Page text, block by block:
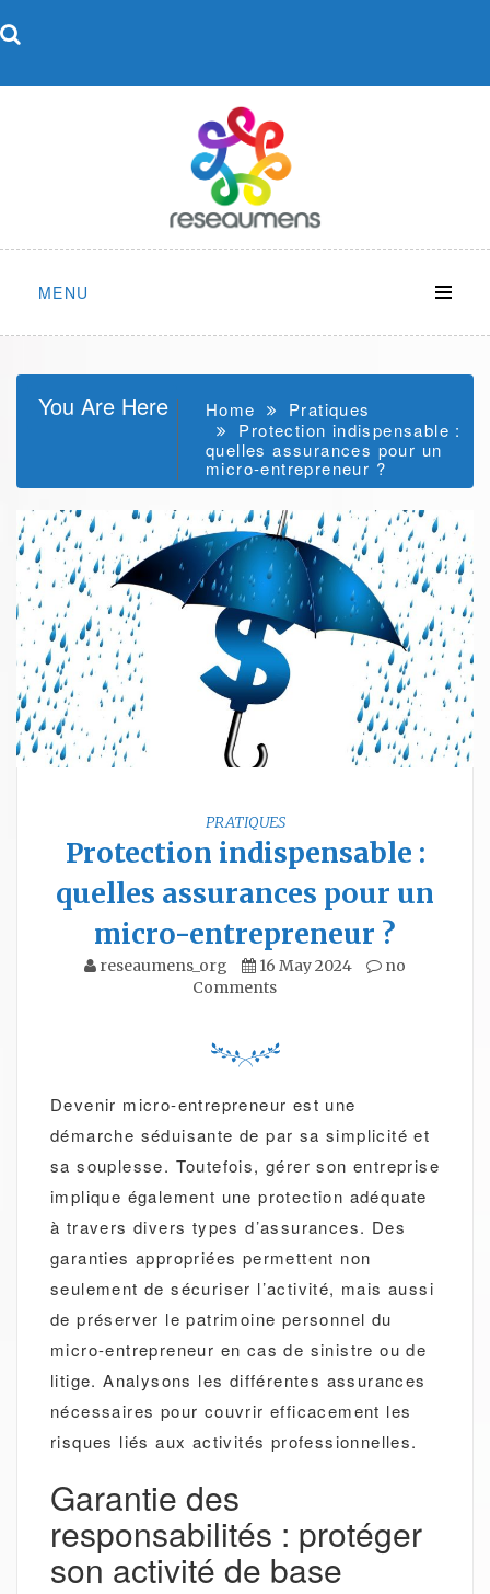
to
MENU
You Are Here Home
Pratiques
Protection indispensable :
quelles assurances pour un
micro-entrepreneur ?
PRATIQUES
Protection indispensable :
quelles assurances pour un
micro-entrepreneur ?
reseaumens_org 16 May 2024
no
Comments
Devenir micro-entrepreneur est une
démarche séduisante de par sa simplicité et
sa souplesse. Toutefois, gérer son entreprise
implique également une protection adéquate
à travers divers types d’assurances. Des
garanties appropriées permettent non
seulement de sécuriser l’activité, mais aussi
de préserver le patrimoine personnel du
micro-entrepreneur en cas de sinistre ou de
litige. Analysons les différentes assurances
nécessaires pour couvrir efficacement les
risques liés aux activités professionnelles.
Garantie des
responsabilités : protéger
son activité de base